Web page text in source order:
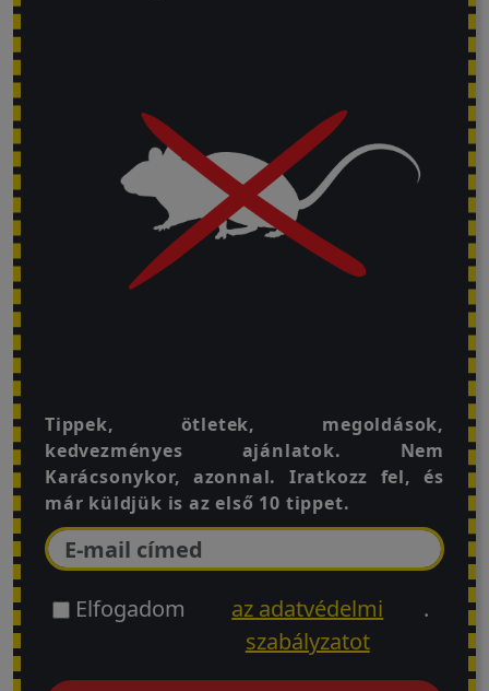
Tippek, ötletek, megoldások,
kedvezményes ajánlatok. Nem
Karácsonykor, azonnal. Iratkozz fel, és
már küldjük is az első 10 tippet.
Elfogadom
az adatvédelmi
szabályzatot
.